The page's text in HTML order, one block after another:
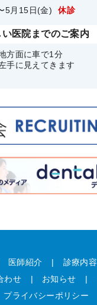
5月15日(金)
休診
い医院までのご案内
方面に車で1分
手に見えてきます
医師紹介 診療内容
わせ
お知らせ
プライバシーポリシー